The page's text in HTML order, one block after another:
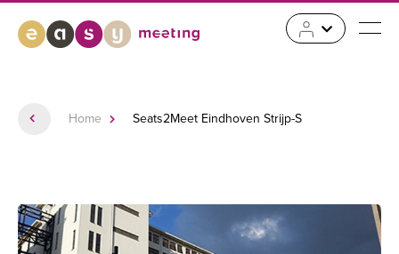
Home Seats2Meet Eindhoven Strijp-S